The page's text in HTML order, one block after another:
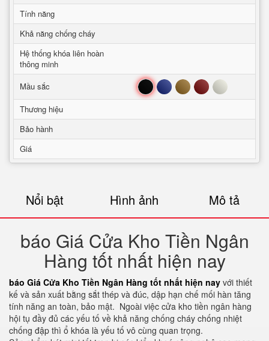
Tính năng
Khả năng chống cháy
Hệ thống khóa liên hoàn
thông minh
Mầu sắc
Đen Xanh Nâu Đỏ Trắng
Thương hiệu
Bảo hành
Giá
Nổi bật Hình ảnh Mô tả
báo Giá Cửa Kho Tiền Ngân
Hàng tốt nhất hiện nay
báo Giá Cửa Kho Tiền Ngân Hàng tốt nhất hiện nay với thiết
kế và sản xuất bằng sắt thép và đúc, dập hạn chế mối hàn tăng
tính năng an toàn, bảo mật. Ngoài việc cửa kho tiền ngân hàng
hội tụ đầy đủ các yếu tố về khả năng chống cháy chống nhiệt
chống đập thì ổ khóa là yếu tố vô cùng quan trọng.